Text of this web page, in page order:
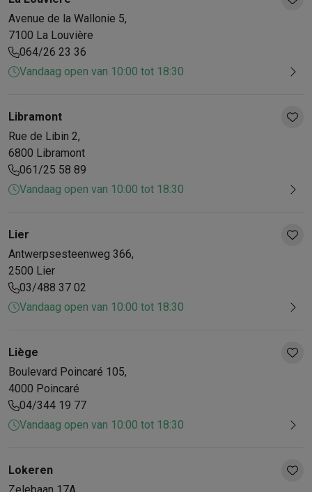
Avenue de la Wallonie 5,
7100 La Louvière
064/26 23 36
Vandaag open van 10:00 tot 18:30
Libramont
Rue de Libin 2,
6800 Libramont
061/25 58 89
Vandaag open van 10:00 tot 18:30
Lier
Antwerpsesteenweg 366,
2500 Lier
03/488 37 02
Vandaag open van 10:00 tot 18:30
Liège
Boulevard Poincaré 105,
4000 Poincaré
04/344 19 77
Vandaag open van 10:00 tot 18:30
Lokeren